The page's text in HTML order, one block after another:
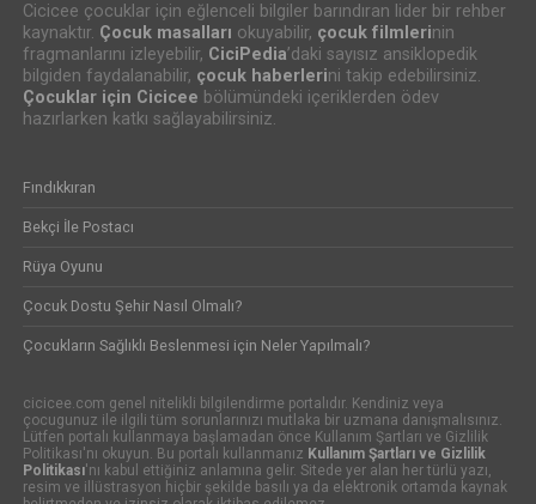
Cicicee çocuklar için eğlenceli bilgiler barındıran lider bir rehber
kaynaktır. Çocuk masalları okuyabilir, çocuk filmlerinin
fragmanlarını izleyebilir, CiciPedia’daki sayısız ansiklopedik
bilgiden faydalanabilir, çocuk haberlerini takip edebilirsiniz.
Çocuklar için Cicicee bölümündeki içeriklerden ödev
hazırlarken katkı sağlayabilirsiniz.
Fındıkkıran
Bekçi İle Postacı
Rüya Oyunu
Çocuk Dostu Şehir Nasıl Olmalı?
Çocukların Sağlıklı Beslenmesi için Neler Yapılmalı?
cicicee.com genel nitelikli bilgilendirme portalıdır. Kendiniz veya
çocugunuz ile ilgili tüm sorunlarınızı mutlaka bir uzmana danışmalısınız.
Lütfen portalı kullanmaya başlamadan önce Kullanım Şartları ve Gizlilik
Politikası'nı okuyun. Bu portalı kullanmanız Kullanım Şartları ve Gizlilik
Politikası'nı kabul ettiğiniz anlamına gelir. Sitede yer alan her türlü yazı,
resim ve illüstrasyon hiçbir şekilde basılı ya da elektronik ortamda kaynak